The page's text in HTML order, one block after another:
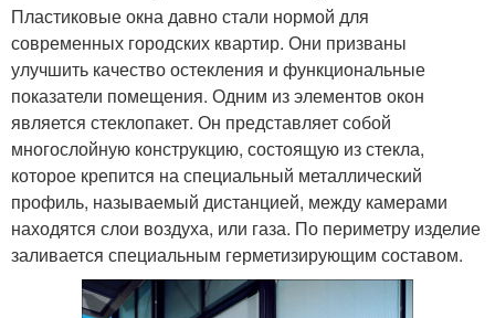
Пластиковые окна давно стали нормой для
современных городских квартир. Они призваны
улучшить качество остекления и функциональные
показатели помещения. Одним из элементов окон
является стеклопакет. Он представляет собой
многослойную конструкцию, состоящую из стекла,
которое крепится на специальный металлический
профиль, называемый дистанцией, между камерами
находятся слои воздуха, или газа. По периметру изделие
заливается специальным герметизирующим составом.